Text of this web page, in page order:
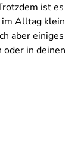
ist es
im Alltag klein
aber einiges
oder in deinen